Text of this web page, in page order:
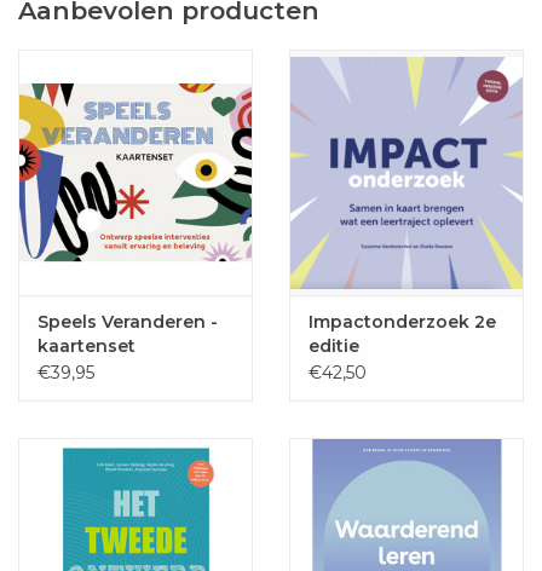
Aanbevolen producten
Speels Veranderen -
kaartenset
€39,95
Impactonderzoek 2e
editie
€42,50